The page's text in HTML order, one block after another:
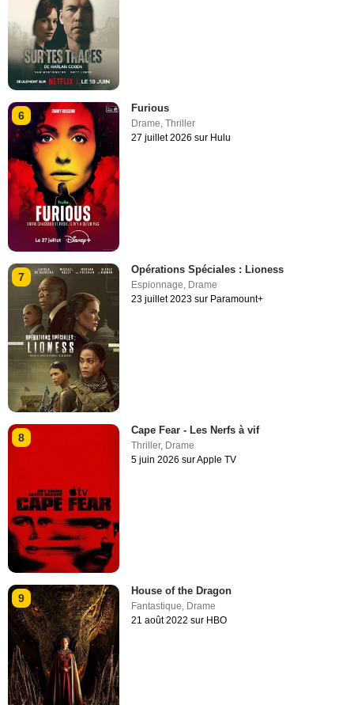
6
Furious
Drame,Thriller
27 juillet 2026 sur Hulu
7
Opérations Spéciales : Lioness
Espionnage Drame
23 juillet 2023 sur Paramount+
8
Cape Fear - Les Nerfs à vif
Thriller, Drame
5 juin 2026 sur Apple TV
9
House of the Dragon
Fantastique, Drame
21 août 2022 sur HBO